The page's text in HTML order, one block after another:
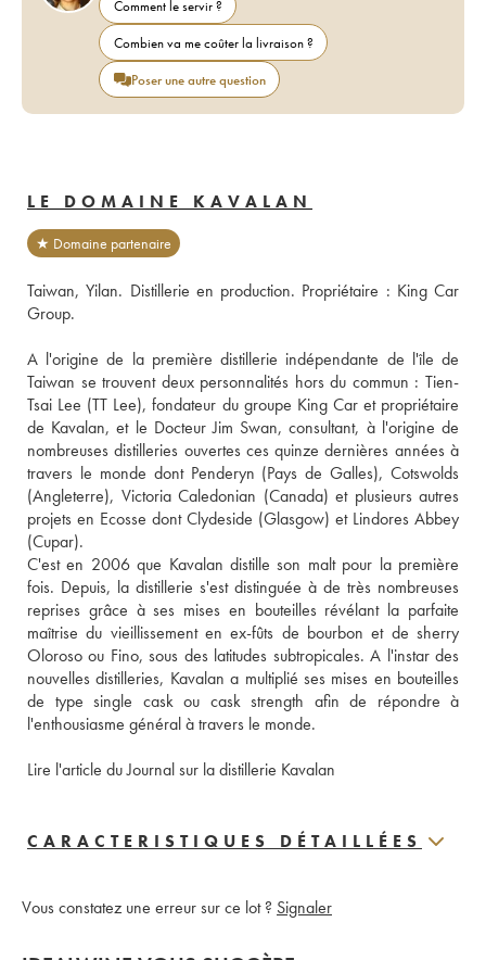
Comment le servir ?
Combien va me coûter la livraison ?
Poser une autre question
LE DOMAINE KAVALAN
★ Domaine partenaire
Taiwan, Yilan. Distillerie en production. Propriétaire : King Car
Group.
A l'origine de la première distillerie indépendante de l'île de
Taiwan se trouvent deux personnalités hors du commun : Tien-
Tsai Lee (TT Lee), fondateur du groupe King Car et propriétaire
de Kavalan, et le Docteur Jim Swan, consultant, à l'origine de
nombreuses distilleries ouvertes ces quinze dernières années à
travers le monde dont Penderyn (Pays de Galles), Cotswolds
(Angleterre), Victoria Caledonian (Canada) et plusieurs autres
projets en Ecosse dont Clydeside (Glasgow) et Lindores Abbey
(Cupar).
C'est en 2006 que Kavalan distille son malt pour la première
fois. Depuis, la distillerie s'est distinguée à de très nombreuses
reprises grâce à ses mises en bouteilles révélant la parfaite
maîtrise du vieillissement en ex-fûts de bourbon et de sherry
Oloroso ou Fino, sous des latitudes subtropicales. A l'instar des
nouvelles distilleries, Kavalan a multiplié ses mises en bouteilles
de type single cask ou cask strength afin de répondre à
l'enthousiasme général à travers le monde.
Lire l'article du Journal sur la distillerie Kavalan
CARACTERISTIQUES DÉTAILLÉES
Vous constatez une erreur sur ce lot ? Signaler